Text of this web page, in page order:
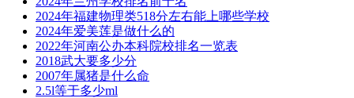
2024年福建物理类518分左右能上哪些学校
2024年爱美莲是做什么的
2022年河南公办本科院校排名一览表
2018武大要多少分
2007年属猪是什么命
2.5l等于多少ml